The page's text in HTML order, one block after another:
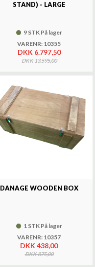
STAND) - LARGE
9 STK På lager
VARENR: 10355
DKK 6.797,50
DKK 13.595,00
DANAGE WOODEN BOX
1 STK På lager
VARENR: 10357
DKK 438,00
DKK 875,00